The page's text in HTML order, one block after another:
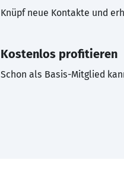
Knüpf neue Kontakte und
Kostenlos profitieren
Schon als Basis-Mitglied